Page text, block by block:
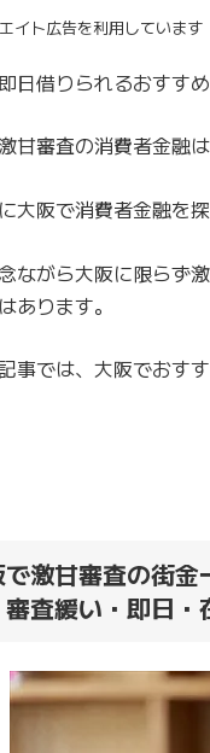
イト広告を利用しています
日借りられるおすす
甘審査の消費者金融
大阪で消費者金融を
ながら大阪に限らず
あります。
事では、大阪でおす
で激甘審査の街
審査緩い・即日